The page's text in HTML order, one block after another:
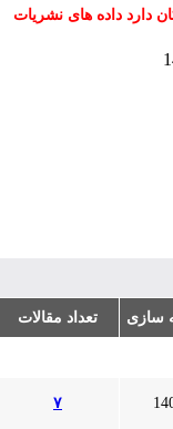
داده های نشریات
سازی تعداد مقالات